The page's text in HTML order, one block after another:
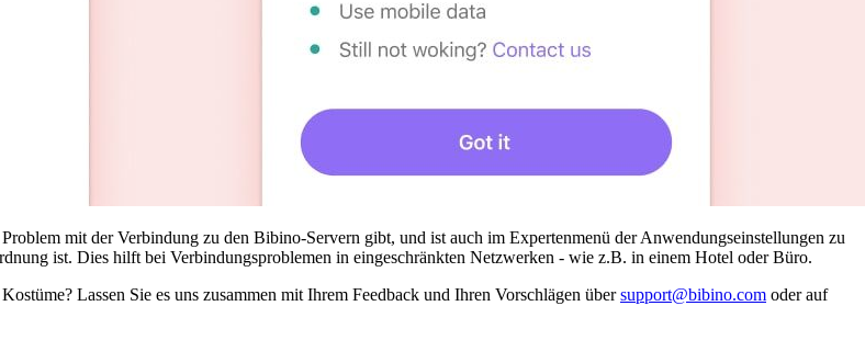
mit der Verbindung zu den Bibino-Servern gibt, und ist auch im Expertenmenü der Anwendungseinstellungen zu
ist. Dies hilft bei Verbindungsproblemen in eingeschränkten Netzwerken - wie z.B. in einem Hotel oder Büro.
Lassen Sie es uns zusammen mit Ihrem Feedback und Ihren Vorschlägen übersupport@bibino.com oder auf